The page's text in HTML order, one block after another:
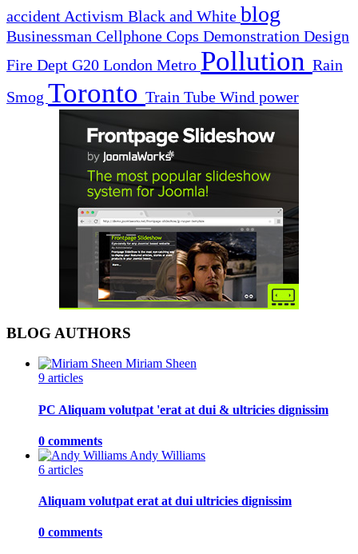
accident Activism Black and White blog
Businessman Cellphone Cops Demonstration Design
Fire Dept G20 London Metro Pollution Rain
Smog Toronto Train Tube Wind power
BLOG AUTHORS
Miriam Sheen
9 articles
PC Aliquam volutpat 'erat at dui & ultricies dignissim
0 comments
Andy Williams
6 articles
Aliquam volutpat erat at dui ultricies dignissim
0 comments